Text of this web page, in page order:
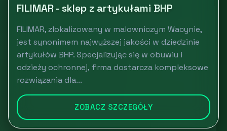
FILIMAR - sklep z artykułami BHP
FILIMAR, zlokalizowany w malowniczym Wacynie,
jest synonimem najwyższej jakości w dziedzinie
artykułów BHP. Specjalizując się w obuwiu i
odzieży ochronnej, firma dostarcza kompleksowe
rozwiązania dla...
ZOBACZ SZCZEGÓŁY